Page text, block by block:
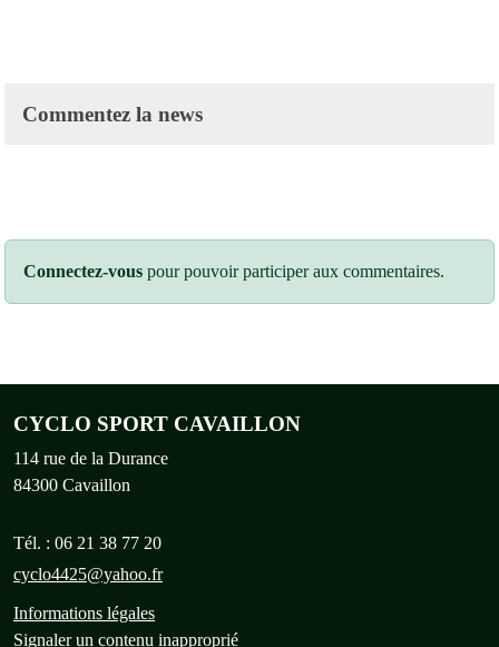
Commentez la news
Connectez-vous pour pouvoir participer aux commentaires.
CYCLO SPORT CAVAILLON
114 rue de la Durance
84300 Cavaillon
Tél. : 06 21 38 77 20
cyclo4425@yahoo.fr
Informations légales
Signaler un contenu inapproprié